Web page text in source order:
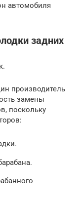
автомобиля
задних
производитель
замены
поскольку